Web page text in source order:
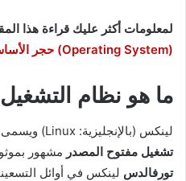
لمعلومات أكثر عليك قراءة هذا
(Operating System) حجر الأساس في عالم التقنية؟
ما هو نظام
لينكس (بالإنجليزية: Linux) ‏ويسمى أيضا
تشغيل مفتوح المصدر مشهور
تورفالدس لينكس في أوائل